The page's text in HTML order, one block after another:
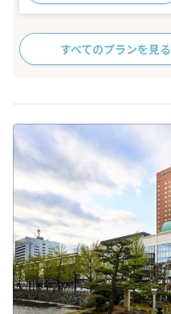
すべてのプランを見る